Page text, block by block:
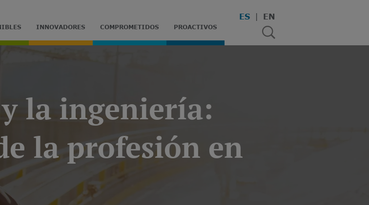
INNOVADORES COMPROMETIDOS PROACTIVOS
ES EN
la ingeniería:
la profesión en